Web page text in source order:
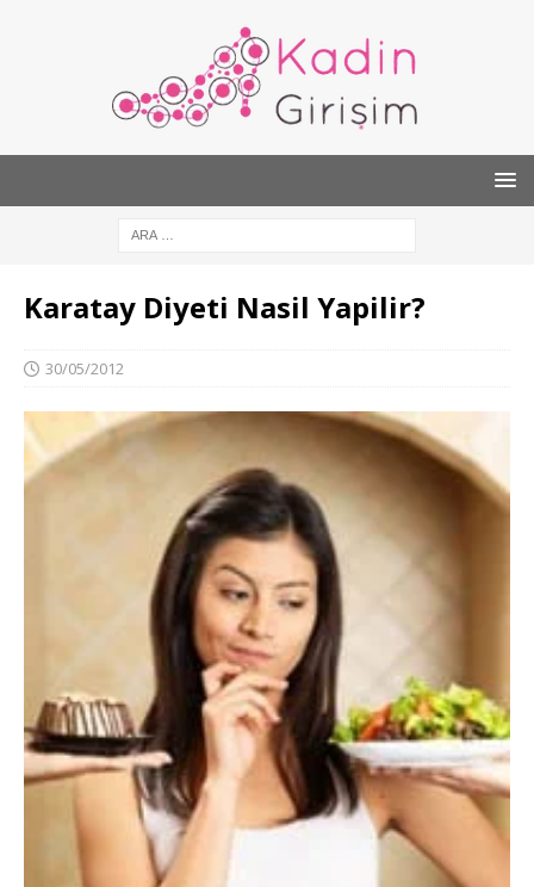
Karatay Diyeti Nasil Yapilir?
30/05/2012